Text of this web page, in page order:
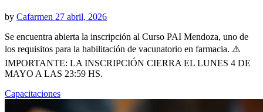
by Cafarmen 27 abril, 2026
Se encuentra abierta la inscripción al Curso PAI Mendoza, uno de
los requisitos para la habilitación de vacunatorio en farmacia. ⚠️
IMPORTANTE: LA INSCRIPCIÓN CIERRA EL LUNES 4 DE
MAYO A LAS 23:59 HS.
Capacitaciones